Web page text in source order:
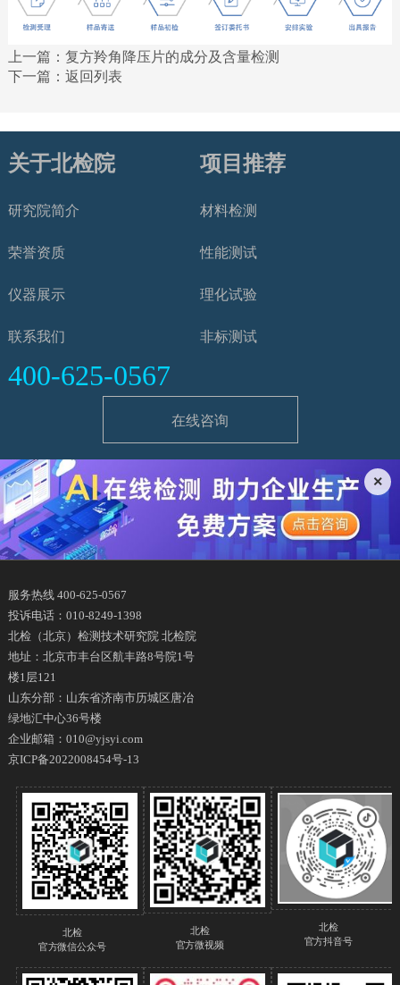
上一篇： 复方羚角降压片的成分及含量检测
下一篇： 返回列表
关于北检院
研究院简介
荣誉资质
仪器展示
联系我们
项目推荐
材料检测
性能测试
理化试验
非标测试
400-625-0567
在线咨询
×
服务热线 400-625-0567
投诉电话：010-8249-1398
北检（北京）检测技术研究院 北检院
地址：北京市丰台区航丰路8号院1号
楼1层121
山东分部：山东省济南市历城区唐冶
绿地汇中心36号楼
企业邮箱：010@yjsyi.com
京ICP备2022008454号-13
北检
官方微信公众号
北检
官方微视频
北检
官方抖音号